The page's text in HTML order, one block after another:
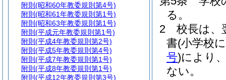
る。
2
校長は、
書(小学校
号)により
ない。
附則 (昭和60年教委規則第4号)
附則 (昭和61年教委規則第1号)
附則 (昭和63年教委規則第1号)
附則 (平成元年教委規則第1号)
附則 (平成4年教委規則第2号)
附則 (平成5年教委規則第4号)
附則 (平成7年教委規則第1号)
附則 (平成8年教委規則第1号)
附則 (平成12年教委規則第3号)